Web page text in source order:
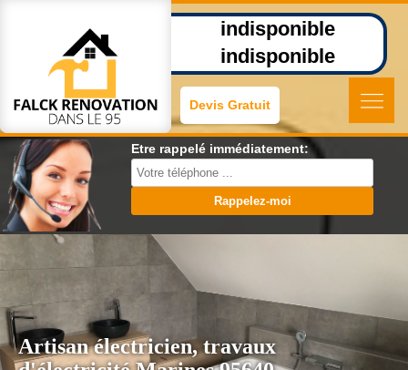
indisponible
indisponible
Devis Gratuit
Etre rappelé immédiatement:
Artisan électricien, travaux